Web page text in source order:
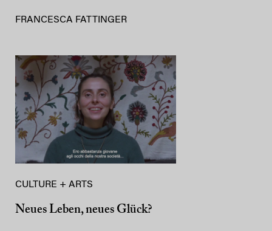
FRANCESCA FATTINGER
CULTURE + ARTS
Neues Leben, neues Glück?